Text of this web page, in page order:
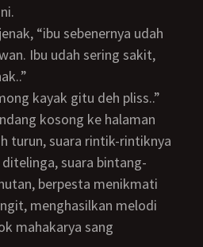
Ibu udah sering sakit,
kayak gitu deh pliss..”
turun, suara rintik-rintiknya
suara bintang-
berpesta menikmati
menghasilkan melodi
mahakarya sang